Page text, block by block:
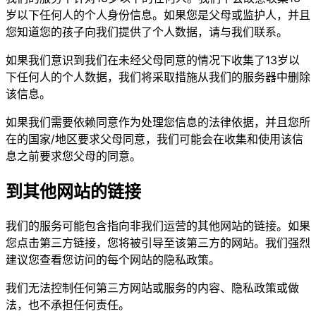
岁以下任何人的个人身份信息。如果您是父母或监护人，并且
您知道您的孩子向我们提供了个人数据，请与我们联系。
如果我们意识到我们在未经父母同意的情况下收集了13岁以
下任何人的个人数据，我们将采取措施从我们的服务器中删除
该信息。
如果我们需要依赖同意作为处理您信息的法律依据，并且您所
在的国家/地区要求父母同意，我们可能会在收集和使用该信
息之前要求您父母的同意。
到其他网站的链接
我们的服务可能包含指向非我们运营的其他网站的链接。如果
您点击第三方链接，您将被引导至该第三方的网站。我们强烈
建议您查看您访问的每个网站的隐私政策。
我们无法控制任何第三方网站或服务的内容、隐私政策或做
法，也不承担任何责任。